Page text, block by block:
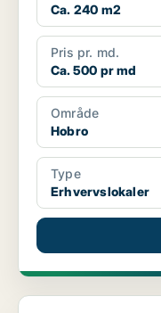
Ca. 240 m2
Pris pr. md.
Ca. 500 pr md
Område
Hobro
Type
Erhvervslokaler
Erhvervslokaler i Aalborg